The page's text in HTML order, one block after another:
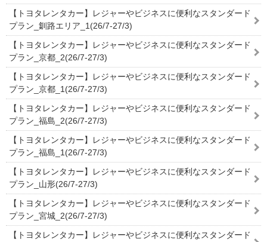
【トヨタレンタカー】レジャーやビジネスに便利なスタンダード
プラン_釧路エリア_1(26/7-27/3)
【トヨタレンタカー】レジャーやビジネスに便利なスタンダード
プラン_京都_2(26/7-27/3)
【トヨタレンタカー】レジャーやビジネスに便利なスタンダード
プラン_京都_1(26/7-27/3)
【トヨタレンタカー】レジャーやビジネスに便利なスタンダード
プラン_福島_2(26/7-27/3)
【トヨタレンタカー】レジャーやビジネスに便利なスタンダード
プラン_福島_1(26/7-27/3)
【トヨタレンタカー】レジャーやビジネスに便利なスタンダード
プラン_山形(26/7-27/3)
【トヨタレンタカー】レジャーやビジネスに便利なスタンダード
プラン_宮城_2(26/7-27/3)
【トヨタレンタカー】レジャーやビジネスに便利なスタンダード